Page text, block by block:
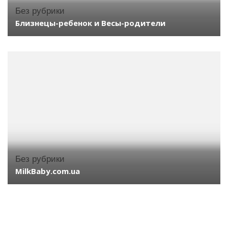
Без рубрики
Близнецы-ребенок и Весы-родители
Без рубрики
MilkBaby.com.ua